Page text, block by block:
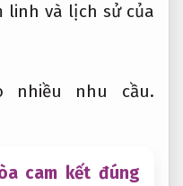
linh và lịch sử của
nhiều nhu cầu.
cam kết đúng